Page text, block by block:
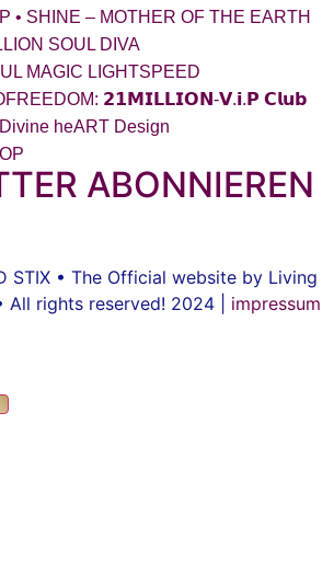
• SHINE – MOTHER OF THE EARTH
SOUL DIVA
MAGIC LIGHTSPEED
𝟮𝟭𝗠𝗜𝗟𝗟𝗜𝗢𝗡-𝗩.𝗶.𝗣 𝗖𝗹𝘂𝗯
heART Design
ABONNIEREN
STIX • The Official website by Living
All rights reserved! 2024 | impressum